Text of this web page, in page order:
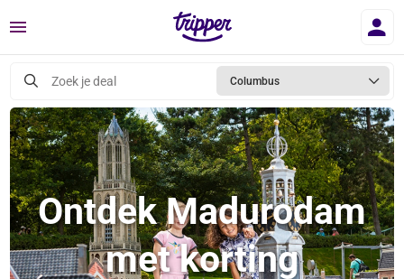
Menu
Zoek je deal Columbus
Ontdek Madurodam
met korting